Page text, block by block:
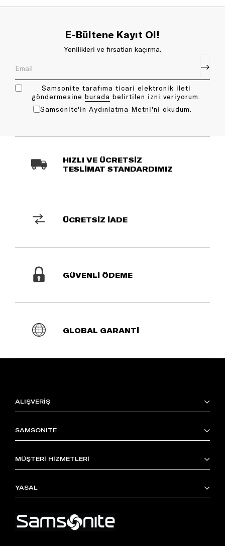
E-Bültene Kayıt Ol!
Yenilikleri ve fırsatları kaçırma.
Samsonite tarafıma ticari elektronik ileti
göndermesine bu rada belirtilen izni veriyorum.
Samsonite'in Aydınlatma Metni'ni okudum.
HIZLI VE ÜCRETSİZ
TESLİMAT STANDARDIMIZ
ÜCRETSİZ İADE
GÜVENLİ ÖDEME
GLOBAL GARANTİ
ALIŞVERİŞ
SAMSONITE
MÜŞTERİ HİZMETLERİ
YASAL